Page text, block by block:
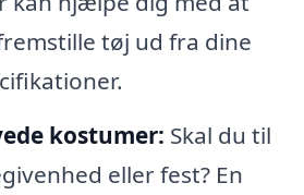
tøj ud fra dine
kostumer: Skal du til
eller fest? En